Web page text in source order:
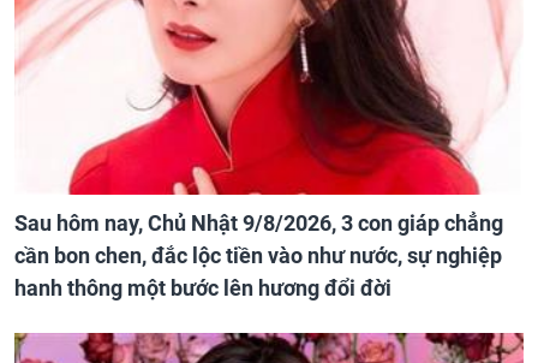
Sau hôm nay, Chủ Nhật 9/8/2026, 3 con giáp chẳng
cần bon chen, đắc lộc tiền vào như nước, sự nghiệp
hanh thông một bước lên hương đổi đời